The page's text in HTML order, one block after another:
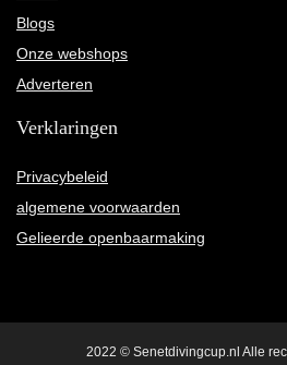
Blogs
Onze webshops
Adverteren
Verklaringen
Privacybeleid
algemene voorwaarden
Gelieerde openbaarmaking
2022 © Senetdivingcup.nl Alle